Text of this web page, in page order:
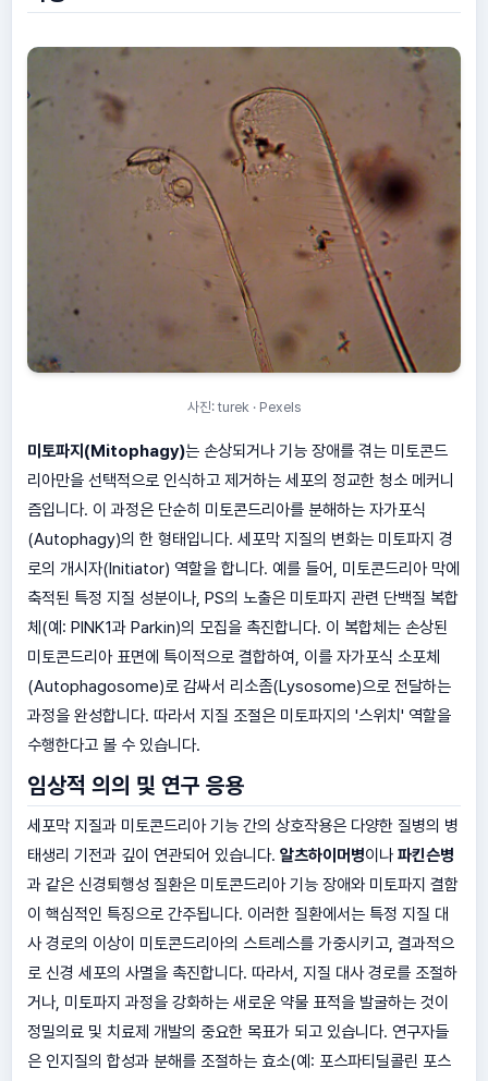
사진: turek · Pexels
미토파지(Mitophagy)는 손상되거나 기능 장애를 겪는 미토콘드
리아만을 선택적으로 인식하고 제거하는 세포의 정교한 청소 메커니
즘입니다. 이 과정은 단순히 미토콘드리아를 분해하는 자가포식
(Autophagy)의 한 형태입니다. 세포막 지질의 변화는 미토파지 경
로의 개시자(Initiator) 역할을 합니다. 예를 들어, 미토콘드리아 막에
축적된 특정 지질 성분이나, PS의 노출은 미토파지 관련 단백질 복합
체(예: PINK1과 Parkin)의 모집을 촉진합니다. 이 복합체는 손상된
미토콘드리아 표면에 특이적으로 결합하여, 이를 자가포식 소포체
(Autophagosome)로 감싸서 리소좀(Lysosome)으로 전달하는
과정을 완성합니다. 따라서 지질 조절은 미토파지의 '스위치' 역할을
수행한다고 볼 수 있습니다.
임상적 의의 및 연구 응용
세포막 지질과 미토콘드리아 기능 간의 상호작용은 다양한 질병의 병
태생리 기전과 깊이 연관되어 있습니다. 알츠하이머병이나파킨슨병
과 같은 신경퇴행성 질환은 미토콘드리아 기능 장애와 미토파지 결함
이 핵심적인 특징으로 간주됩니다. 이러한 질환에서는 특정 지질 대
사 경로의 이상이 미토콘드리아의 스트레스를 가중시키고, 결과적으
로 신경 세포의 사멸을 촉진합니다. 따라서, 지질 대사 경로를 조절하
거나, 미토파지 과정을 강화하는 새로운 약물 표적을 발굴하는 것이
정밀의료 및 치료제 개발의 중요한 목표가 되고 있습니다. 연구자들
은 인지질의 합성과 분해를 조절하는 효소(예: 포스파티딜콜린 포스